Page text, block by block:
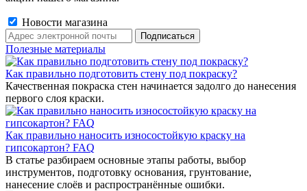
Новости магазина
Полезные материалы
Как правильно подготовить стену под покраску?
Качественная покраска стен начинается задолго до нанесения
первого слоя краски.
Как правильно наносить износостойкую краску на
гипсокартон? FAQ
В статье разбираем основные этапы работы, выбор
инструментов, подготовку основания, грунтование,
нанесение слоёв и распространённые ошибки.